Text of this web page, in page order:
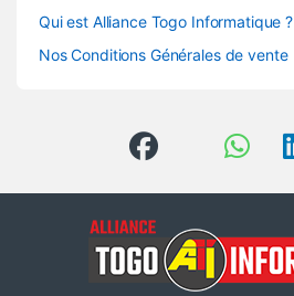
Qui est Alliance Togo Informatique ?
Nos Conditions Générales de vente